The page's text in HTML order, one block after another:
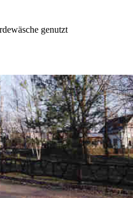
genutzt